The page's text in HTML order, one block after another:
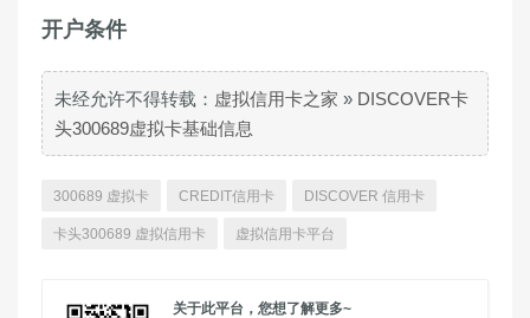
开户条件
未经允许不得转载： 虚拟信用卡之家 » DISCOVER卡
头300689虚拟卡基础信息
300689 虚拟卡 CREDIT信用卡 DISCOVER 信用卡
卡头300689 虚拟信用卡 虚拟信用卡平台
关于此平台，您想了解更多~